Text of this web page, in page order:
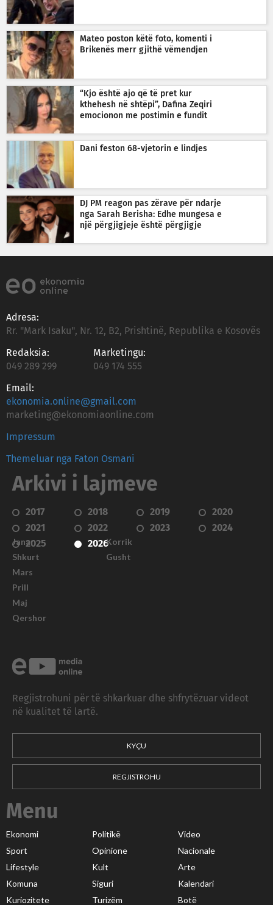
Mateo poston këtë foto, komenti i
Brikenës merr gjithë vëmendjen
“Kjo është ajo që të pret kur
kthehesh në shtëpi”, Dafina Zeqiri
emocionon me postimin e fundit
Dani feston 68-vjetorin e lindjes
DJ PM reagon pas zërave për ndarje
nga Sarah Berisha: Edhe mungesa e
një përgjigjeje është përgjigje
Adresa:
Rr. "Mark Isaku", Nr. 12, B2, Prishtinë, Republika e Kosovës
Redaksia:
049 289 299
Marketingu:
049 174 555
Email:
ekonomia.online@gmail.com
marketing@ekonomiaonline.com
Impressum
Themeluar nga Faton Osmani
Arkivi i lajmeve
2017 2018 2019
2020
2021
2022 2023
2024
2025
2026
Janar
Shkurt
Mars
Prill
Maj
Qershor
Korrik
Gusht
Regjistrohuni për të shkarkuar dhe shfrytëzuar videot
në kualitet të lartë.
KYÇU
REGJISTROHU
Menu
Ekonomi Politikë
Video
Sport
Opinione
Nacionale
Lifestyle
Kult
Arte
Komuna
Siguri
Kalendari
Kuriozitete
Turizëm Botë